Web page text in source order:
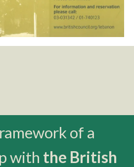
of a
with the British